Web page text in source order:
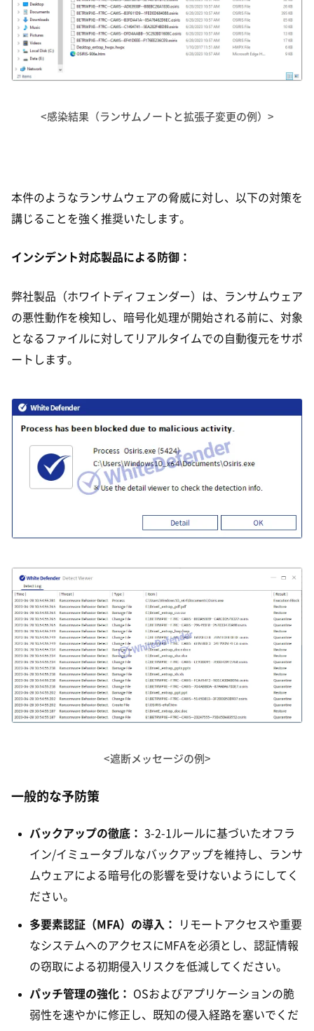
<感染結果（ランサムノートと拡張子変更の例）>
本件のようなランサムウェアの脅威に対し、以下の対策を
講じることを強く推奨いたします。
インシデント対応製品による防御：
弊社製品（ホワイトディフェンダー）は、ランサムウェア
の悪性動作を検知し、暗号化処理が開始される前に、対象
となるファイルに対してリアルタイムでの自動復元をサポ
ートします。
<遮断メッセージの例>
一般的な予防策
バックアップの徹底：
3-2-1ルールに基づいたオフラ
イン/イミュータブルなバックアップを維持し、ランサ
ムウェアによる暗号化の影響を受けないようにしてく
ださい。
多要素認証（MFA）の導入：
リモートアクセスや重要
なシステムへのアクセスにMFAを必須とし、認証情報
の窃取による初期侵入リスクを低減してください。
パッチ管理の強化：
OSおよびアプリケーションの脆
弱性を速やかに修正し、既知の侵入経路を塞いでくだ